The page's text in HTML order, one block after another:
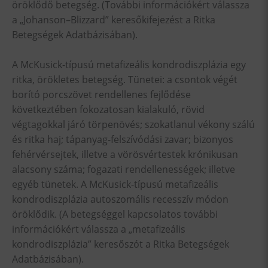
öröklődő betegség. (További információkért válassza
a „Johanson–Blizzard” keresőkifejezést a Ritka
Betegségek Adatbázisában).
A McKusick-típusú metafizeális kondrodiszplázia egy
ritka, örökletes betegség. Tünetei: a csontok végét
borító porcszövet rendellenes fejlődése
következtében fokozatosan kialakuló, rövid
végtagokkal járó törpenövés; szokatlanul vékony szálú
és ritka haj; tápanyag-felszívódási zavar; bizonyos
fehérvérsejtek, illetve a vörösvértestek krónikusan
alacsony száma; fogazati rendellenességek; illetve
egyéb tünetek. A McKusick-típusú metafizeális
kondrodiszplázia autoszomális recesszív módon
öröklődik. (A betegséggel kapcsolatos további
információkért válassza a „metafizeális
kondrodiszplázia” keresőszót a Ritka Betegségek
Adatbázisában).